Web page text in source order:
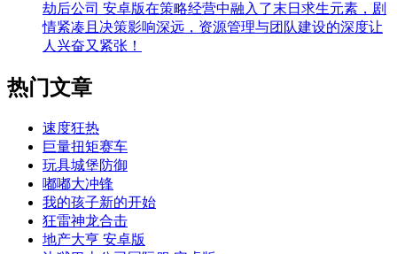
劫后公司 安卓版在策略经营中融入了末日求生元素，剧
情紧凑且决策影响深远，资源管理与团队建设的深度让
人兴奋又紧张！
热门文章
速度狂热
巨量扭矩赛车
玩具城堡防御
嘟嘟大冲锋
我的孩子新的开始
狂雷神龙合击
地产大亨 安卓版